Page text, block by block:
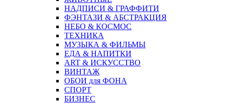
НАДПИСИ & ГРАФФИТИ
ФЭНТАЗИ & АБСТРАКЦИЯ
НЕБО & КОСМОС
ТЕХНИКА
МУЗЫКА & ФИЛЬМЫ
ЕДА & НАПИТКИ
ART & ИСКУССТВО
ВИНТАЖ
ОБОИ для ФОНА
СПОРТ
БИЗНЕС